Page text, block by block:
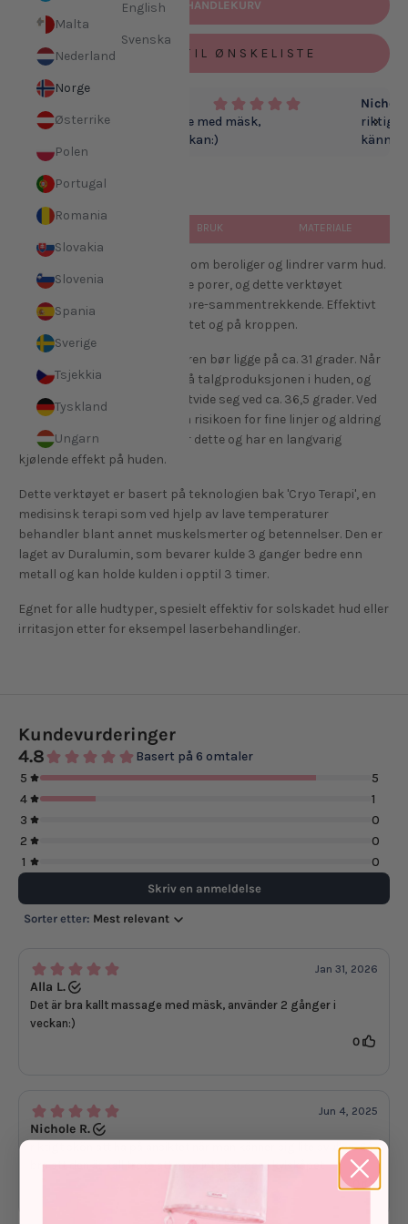
Malta
Nederland
Norge
Østerrike
Polen
Portugal
Romania
Slovakia
Slovenia
Spania
Sverige
Tsjekkia
Tyskland
Ungarn
English
Svenska
LEGG I HANDLEKURV
151 LEGG TIL ØNSKELISTE
Det är bra kallt massage med mäsk,
använder 2 gånger i veckan:)
Nichole
riktigt
känner
BRUK MATERIALE
Dette er et kjølende verktøy som beroliger og lindrer varm hud.
Varme kan føre til forstørrede porer, og dette verktøyet
motvirker dette ved å virke pore-sammentrekkende. Effektivt
for å redusere hevelse i ansiktet og på kroppen.
Den optimale hudtemperaturen bør ligge på ca. 31 grader. Når
temperaturen øker, øker også talgproduksjonen i huden, og
porene har en tendens til å utvide seg ved ca. 36,5 grader. Ved
høyere temperatur øker også risikoen for fine linjer og aldring
av huden. Cryo Tool motvirker dette og har en langvarig
kjølende effekt på huden.
Dette verktøyet er basert på teknologien bak 'Cryo Terapi', en
medisinsk terapi som ved hjelp av lave temperaturer
behandler blant annet muskelsmerter og betennelser. Den er
laget av Duralumin, som bevarer kulde 3 ganger bedre enn
metall og kan holde kulden i opptil 3 timer.
Egnet for alle hudtyper, spesielt effektiv for solskadet hud eller
irritasjon etter for eksempel laserbehandlinger.
Kundevurderinger
4.8
Basert på 6 omtaler
5
5
4
1
3
0
2
0
1
0
Skriv en anmeldelse
Sorter etter: Mest relevant
Jan 31, 2026
Alla L.
Det är bra kallt massage med mäsk, använder 2 gånger i
veckan:)
0
Jun 4, 2025
Nichole R.
riktigt skön att ha på ansiktet när man känner sig lite svullen. Så
bra att den är kall trots att man inte har den i kylskåpet